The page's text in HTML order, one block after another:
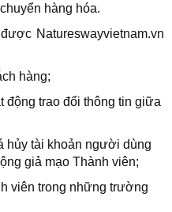
hàng hóa.
Natureswayvietnam.vn
hàng;
động trao đổi thông tin giữa
hủy tài khoản người dùng
giả mạo Thành viên;
viên trong những trường